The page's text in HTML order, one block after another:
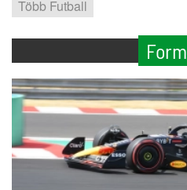
Több Futball